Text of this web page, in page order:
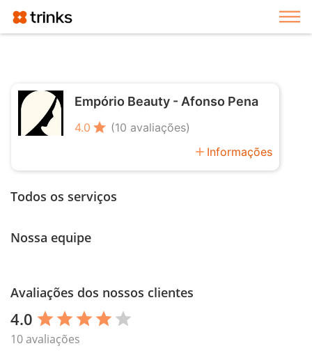
Empório Beauty - Afonso Pena
4.0 star (10 avaliações)
add Informações
Todos os serviços
Nossa equipe
Avaliações dos nossos clientes
4.0 star star star star star
10 avaliações